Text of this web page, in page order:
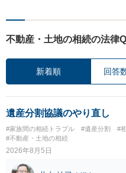
不動産・土地の相続の法律
新着順 回答
遺産分割協議のやり直し
#家族間の相続トラブル #遺産分割
#
#不動産・土地の相続
2026年8月5日